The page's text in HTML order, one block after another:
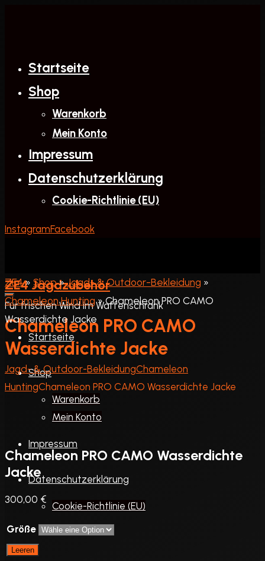
Startseite
Shop
Warenkorb
Mein Konto
Impressum
Datenschutzerklärung
Cookie-Richtlinie (EU)
InstagramFacebook
ZE4 Jagdzubehör
Für frischen Wind im Waffenschrank
Startseite
Shop
Warenkorb
Mein Konto
Impressum
Datenschutzerklärung
Cookie-Richtlinie (EU)
Chameleon PRO CAMO
Wasserdichte Jacke
Startseite
Jagd- & Outdoor-BekleidungChameleon
HuntingChameleon PRO CAMO Wasserdichte Jacke
» Shop » Jagd- & Outdoor-Bekleidung »
Chameleon Hunting »Chameleon PRO CAMO
Wasserdichte Jacke
Chameleon PRO CAMO Wasserdichte
Jacke
300,00 €
Größe
Leeren